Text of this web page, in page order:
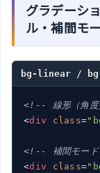
グラデーシ
ル・補間モ
bg-linear /
<!-- 線形（角
<div class=
<!-- 補間モード
<div class=